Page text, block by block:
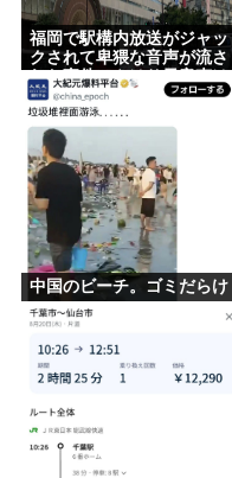
福岡で駅構内放送がジャッ
クされて卑猥な音声が流さ
れた事件、やはり元音声は
動ありの動画だった
中国のビーチ。ゴミだらけ